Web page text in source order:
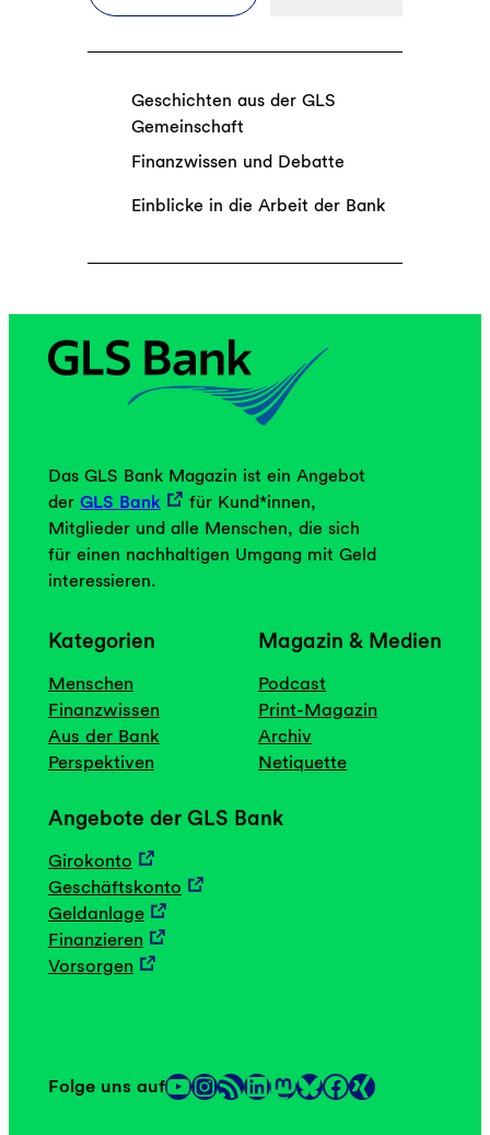
Geschichten aus der GLS
Gemeinschaft
Finanzwissen und Debatte
Einblicke in die Arbeit der Bank
Das GLS Bank Magazin ist ein Angebot
der GLS Bank
für Kund*innen,
Mitglieder und alle Menschen, die sich
für einen nachhaltigen Umgang mit Geld
interessieren.
Kategorien
Menschen
Finanzwissen
Aus der Bank
Perspektiven
Magazin & Medien
Podcast
Print-Magazin
Archiv
Netiquette
Angebote der GLS Bank
Girokonto
Geschäftskonto
Geldanlage
Finanzieren
Vorsorgen
Folge uns aufYouTube InstagramRSS-Feed LinkedIn Mastodon Link Facebook Link